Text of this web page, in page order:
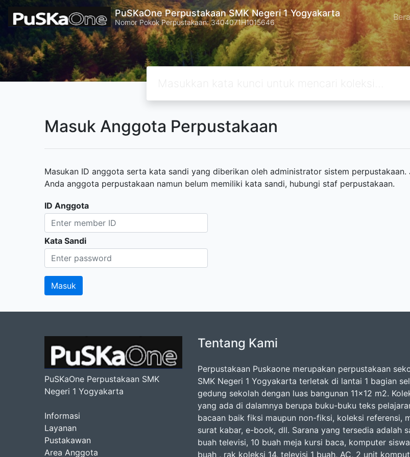
PuSKaOne Perpustakaan SMK Negeri 1 Yogyakarta
Nomor Pokok Perpustakaan: 3404071H1015646
Masuk Anggota Perpustakaan
Masukan ID anggota serta kata sandi yang diberikan oleh administrator sistem perpustakaan.
Anda anggota perpustakaan namun belum memiliki kata sandi, hubungi staf perpustakaan.
ID Anggota
Kata Sandi
PuSKaOne Perpustakaan SMK
Negeri 1 Yogyakarta
Informasi
Layanan
Pustakawan
Area Anggota
Tentang Kami
Perpustakaan Puskaone merupakan perpustakaan
SMK Negeri 1 Yogyakarta terletak di lantai 1 bagian
gedung sekolah dengan luas bangunan 11x12 m2.
yang ada di dalamnya berupa buku-buku teks
bacaan baik fiksi maupun non-fiksi, koleksi referensi,
surat kabar, e-book, dll. Sarana yang tersedia adalah
buah televisi, 10 buah meja kursi baca, komputer
buah , rak koleksi 14, televisi 1 buah, AC, 2 unit